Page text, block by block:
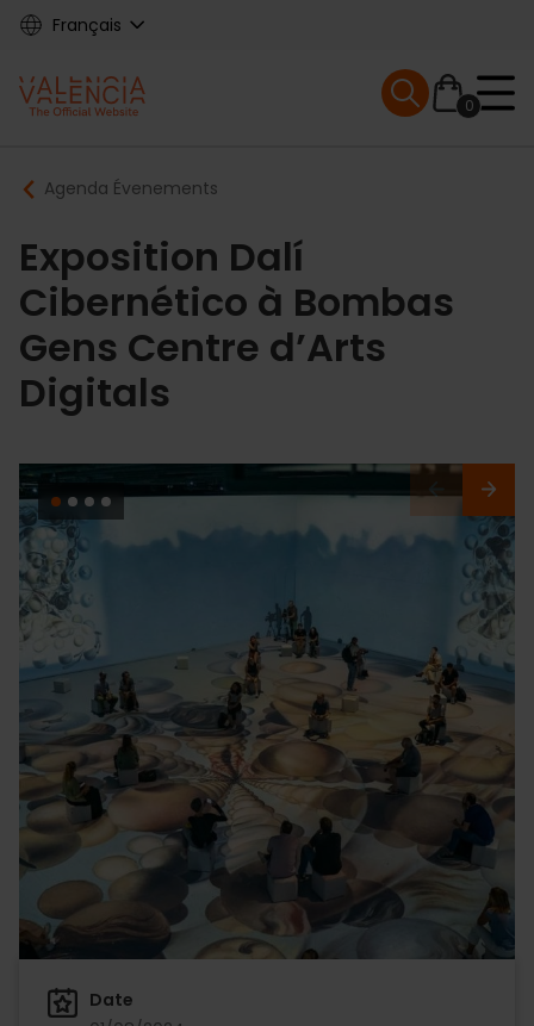
Skip
content
Français
Main
navigation
0
Mobile menu
Breadcrumb
Agenda Évenements
Exposition Dalí
Cibernético à Bombas
Gens Centre d’Arts
Digitals
Date